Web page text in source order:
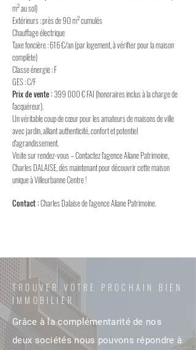
m² au sol)
Extérieurs : près de 90 m² cumulés
Chauffage électrique
Taxe foncière : 616 €/an (par logement, à vérifier pour la maison
complète)
Classe énergie : F
GES : C/F
Prix de vente :399 000 € FAI (honoraires inclus à la charge de
l'acquéreur).
Un véritable coup de cœur pour les amateurs de maisons de ville
avec jardin, alliant authenticité, confort et potentiel
d'agrandissement.
Visite sur rendez-vous – Contactez l'agence Aliane Patrimoine,
Charles DALAISE, dès maintenant pour découvrir cette maison
unique à Villeurbanne Centre !
Contact :Charles Dalaise de l'agence Aliane Patrimoine.
TROUVER VOTRE PROCHAIN BIEN
IMMOBILIER
Grâce à la complémentarité de nos
deux sociétés nous pouvons répondre à